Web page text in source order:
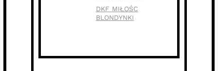
DKF MIŁOŚC
BLONDYNKI